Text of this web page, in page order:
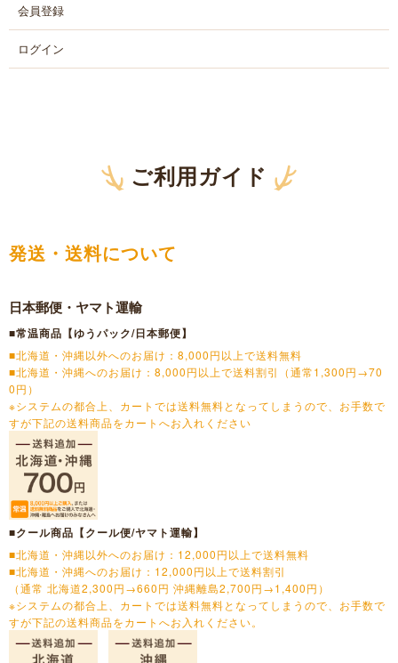
会員登録
ログイン
ご利用ガイド
発送・送料について
日本郵便・ヤマト運輸
■常温商品【ゆうパック/日本郵便】
■北海道・沖縄以外へのお届け：8,000円以上で送料無料
■北海道・沖縄へのお届け：8,000円以上で送料割引（通常1,300円→70
0円）
※システムの都合上、カートでは送料無料となってしまうので、お手数で
すが下記の送料商品をカートへお入れください
■クール商品【クール便/ヤマト運輸】
■北海道・沖縄以外へのお届け：12,000円以上で送料無料
■北海道・沖縄へのお届け：12,000円以上で送料割引
（通常 北海道2,300円→660円 沖縄離島2,700円→1,400円）
※システムの都合上、カートでは送料無料となってしまうので、お手数で
すが下記の送料商品をカートへお入れください。